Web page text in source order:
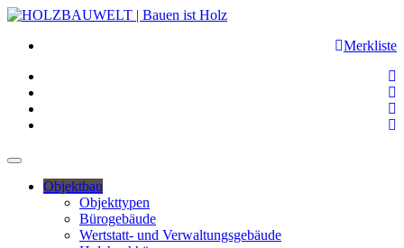
Merkliste
Objektbau
Objekttypen
Bürogebäude
Wertstatt- und Verwaltungsgebäude